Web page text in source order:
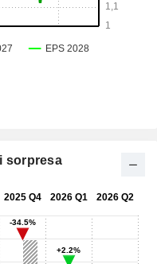
sorpresa